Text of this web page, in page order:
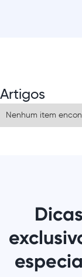
Artigos
Nenhum item